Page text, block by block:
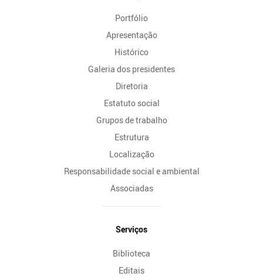
Portfólio
Apresentação
Histórico
Galeria dos presidentes
Diretoria
Estatuto social
Grupos de trabalho
Estrutura
Localização
Responsabilidade social e ambiental
Associadas
Serviços
Biblioteca
Editais